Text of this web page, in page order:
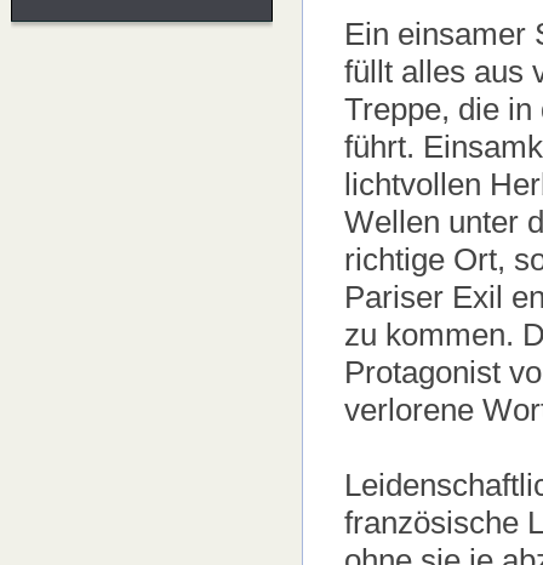
Ein einsamer
füllt alles aus
Treppe, die
führt.
lichtvollen
Wellen unter
richtige Ort,
Pariser Exil
zu kommen.
Protagonist
verlorene
französische